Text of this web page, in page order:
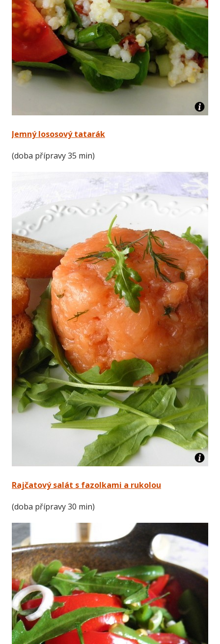
Jemný lososový tatarák
(doba přípravy 35 min)
Rajčatový salát s fazolkami a rukolou
(doba přípravy 30 min)